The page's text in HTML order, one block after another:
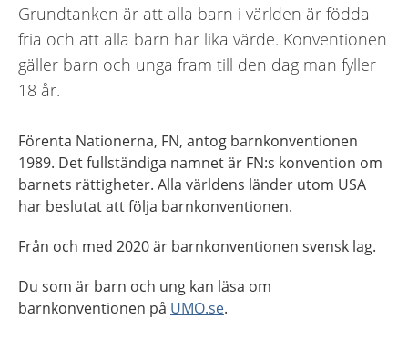
Grundtanken är att alla barn i världen är födda
fria och att alla barn har lika värde. Konventionen
gäller barn och unga fram till den dag man fyller
18 år.
Förenta Nationerna, FN, antog barnkonventionen
1989. Det fullständiga namnet är FN:s konvention om
barnets rättigheter. Alla världens länder utom USA
har beslutat att följa barnkonventionen.
Från och med 2020 är barnkonventionen svensk lag.
Du som är barn och ung kan läsa om
barnkonventionen på UMO.se.